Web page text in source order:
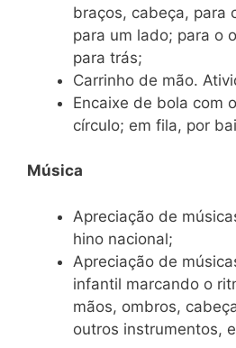
braços, cabeça, para
para um lado; para o
para trás;
Carrinho de mão.
Encaixe de bola com
círculo; em fila, por
Música
Apreciação de
hino nacional;
Apreciação de
infantil marcando o
mãos, ombros,
outros instrumentos,